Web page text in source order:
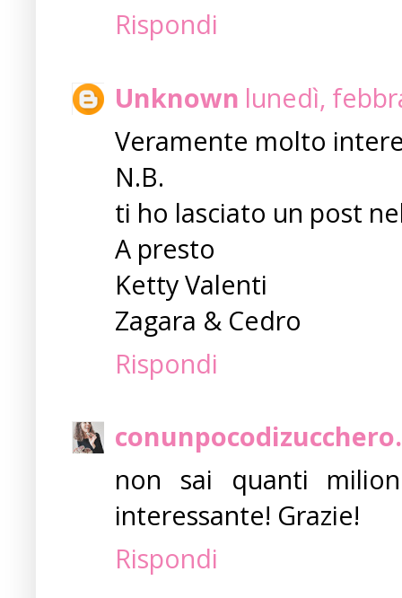
Rispondi
Unknown lunedì,
Veramente molto
N.B.
ti ho lasciato un post
A presto
Ketty Valenti
Zagara & Cedro
Rispondi
non sai quanti
interessante! Grazie!
Rispondi